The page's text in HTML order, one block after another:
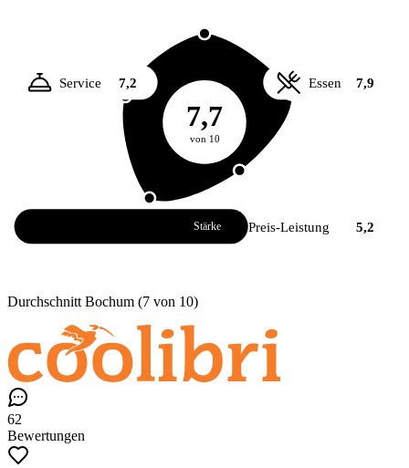
7,7
von 10
Essen 7,9
Preis-Leistung 5,2
Stärke
Service 7,2
Durchschnitt Bochum (7 von 10)
62
Bewertungen